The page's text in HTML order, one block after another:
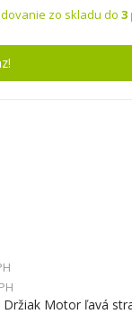
zo skladu do 3
Držiak Motor ľavá